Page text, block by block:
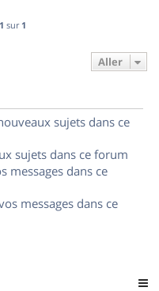
1 sur 1
Aller
sujets dans ce
sujets dans ce forum
messages dans ce
messages dans ce